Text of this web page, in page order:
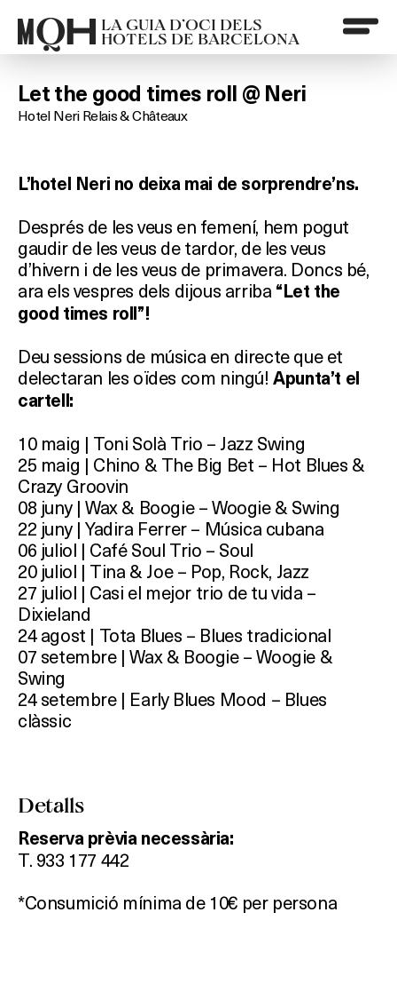
LA GUIA D’OCI DELS
HOTELS DE BARCELONA
Let the good times roll @ Neri
Hotel Neri Relais & Châteaux
L’hotel Neri no deixa mai de sorprendre’ns.
Després de les veus en femení, hem pogut
gaudir de les veus de tardor, de les veus
d’hivern i de les veus de primavera. Doncs bé,
ara els vespres dels dijous arriba “Let the
good times roll”!
Deu sessions de música en directe que et
delectaran les oïdes com ningú!Apunta’t el
cartell:
10 maig | Toni Solà Trio – Jazz Swing
25 maig | Chino & The Big Bet – Hot Blues &
Crazy Groovin
08 juny | Wax & Boogie – Woogie & Swing
22 juny | Yadira Ferrer – Música cubana
06 juliol | Café Soul Trio – Soul
20 juliol | Tina & Joe – Pop, Rock, Jazz
27 juliol | Casi el mejor trio de tu vida –
Dixieland
24 agost | Tota Blues – Blues tradicional
07 setembre | Wax & Boogie – Woogie &
Swing
24 setembre | Early Blues Mood – Blues
clàssic
Detalls
Reserva prèvia necessària:
T. 933 177 442
*Consumició mínima de 10€ per persona